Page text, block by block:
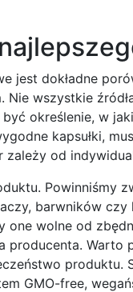
jest dokładne
wszystkie
określenie, w
kapsułki,
od
Powinniśmy
barwników
one wolne od
producenta.
produktu.
GMO-free,